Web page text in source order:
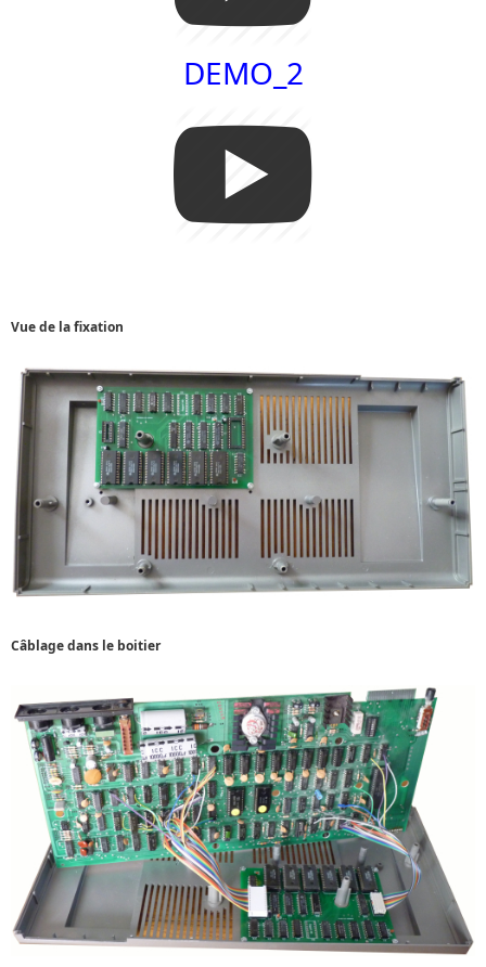
DEMO_2
Vue de la fixation
Câblage dans le boitier